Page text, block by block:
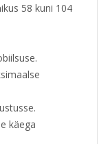
58 kuni 104
käega